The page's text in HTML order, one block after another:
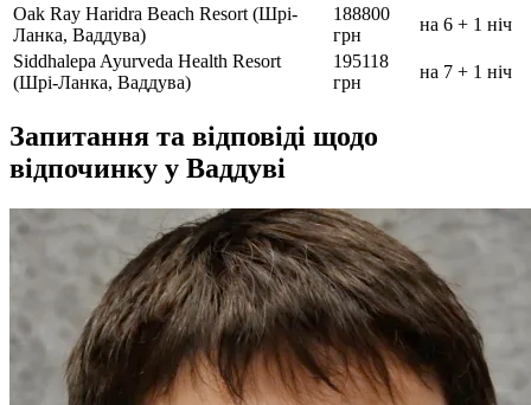
Oak Ray Haridra Beach Resort (Шрі-
Ланка, Ваддува)
188800
грн
на 6 + 1 ніч
Siddhalepa Ayurveda Health Resort
(Шрі-Ланка, Ваддува)
195118
грн
на 7 + 1 ніч
Запитання та відповіді щодо
відпочинку у Ваддуві